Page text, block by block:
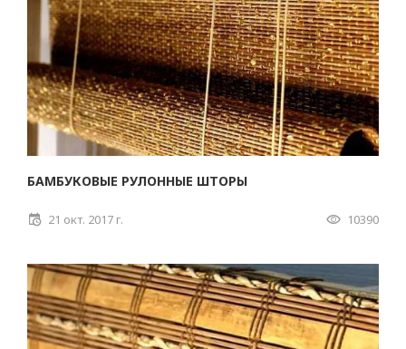
БАМБУКОВЫЕ РУЛОННЫЕ ШТОРЫ
21 окт. 2017 г. 10390